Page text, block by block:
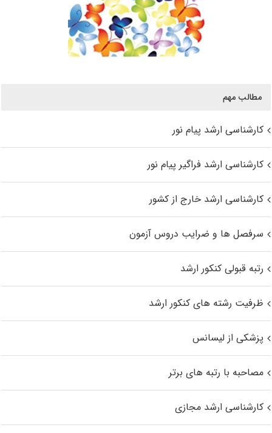
مطالب مهم
کارشناسی ارشد پیام نور
کارشناسی ارشد فراگیر پیام نور
کارشناسی ارشد خارج از کشور
سرفصل ها و ضرایب دروس آزمون
رتبه قبولی کنکور ارشد
ظرفیت رشته های کنکور ارشد
پزشکی از لیسانس
مصاحبه با رتبه های برتر
کارشناسی ارشد مجازی